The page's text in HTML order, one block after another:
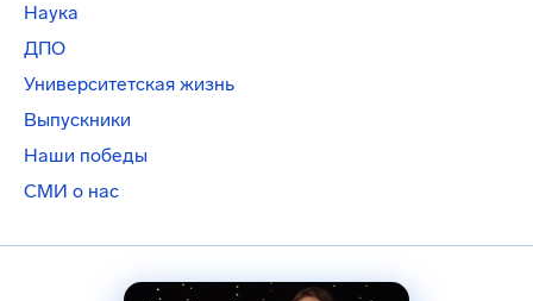
Наука
ДПО
Университетская жизнь
Выпускники
Наши победы
СМИ о нас